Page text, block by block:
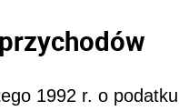
1992 r. o